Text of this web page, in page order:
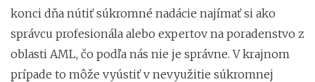
konci dňa nútiť súkromné nadácie najímať si ako
správcu profesionála alebo expertov na poradenstvo z
oblasti AML, čo podľa nás nie je správne. V krajnom
prípade to môže vyústiť v nevyužitie súkromnej